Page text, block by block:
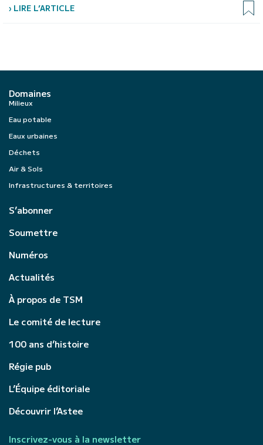
› LIRE L’ARTICLE
Domaines
Milieux
Eau potable
Eaux urbaines
Déchets
Air & Sols
Infrastructures & territoires
S’abonner
Soumettre
Numéros
Actualités
À propos de TSM
Le comité de lecture
100 ans d’histoire
Régie pub
L’Équipe éditoriale
Découvrir l’Astee
Inscrivez-vous à la newsletter